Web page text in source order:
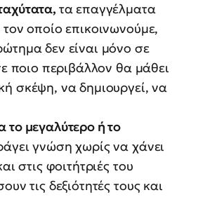
τα επαγγέλματα
οποίο επικοινωνούμε,
δεν είναι μόνο σε
ποιο περιβάλλον θα μάθει
σκέψη, να δημιουργεί, να
το μεγαλύτερο ή το
γνώση χωρίς να χάνει
στις φοιτήτριές του
τις δεξιότητές τους και